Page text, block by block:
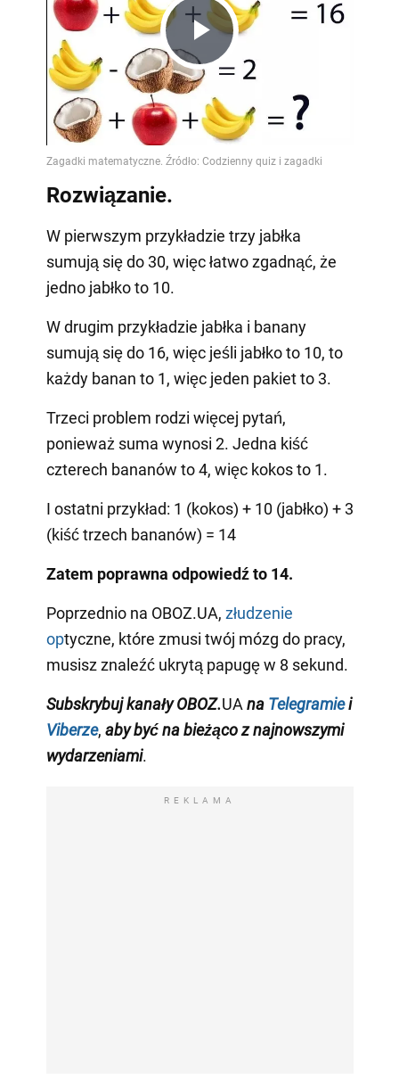
Play
Video
Rozwiązanie.
W pierwszym przykładzie trzy jabłka
sumują się do 30, więc łatwo zgadnąć, że
jedno jabłko to 10.
W drugim przykładzie jabłka i banany
sumują się do 16, więc jeśli jabłko to 10, to
każdy banan to 1, więc jeden pakiet to 3.
Trzeci problem rodzi więcej pytań,
ponieważ suma wynosi 2. Jedna kiść
czterech bananów to 4, więc kokos to 1.
I ostatni przykład: 1 (kokos) + 10 (jabłko) + 3
(kiść trzech bananów) = 14
Zatem poprawna odpowiedź to 14.
Poprzednio na OBOZ.UA, złudzenie
optyczne, które zmusi twój mózg do pracy,
musisz znaleźć ukrytą papugę w 8 sekund.
Subskrybuj kanałyOBOZ.UAna Telegramiei
Viberze, aby być na bieżąco z najnowszymi
wydarzeniami.
REKLAMA